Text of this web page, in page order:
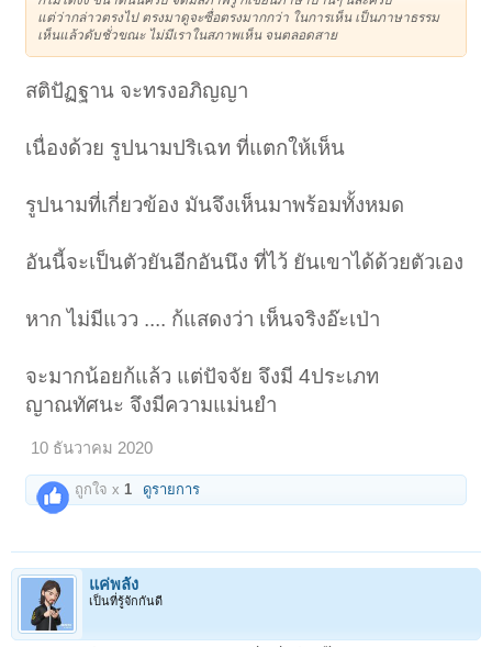
แต่ว่ากล่าวตรงไป ตรงมาดูจะซื่อตรงมากกว่า ในการเห็น เป็นภาษาธรรม
เห็นแล้วดับชั่วขณะ ไม่มีเราในสภาพเห็น จนตลอดสาย
สติปัฏฐาน จะทรงอภิญญา
เนื่องด้วย รูปนามปริเฉท ที่แตกให้เห็น
รูปนามที่เกี่ยวข้อง มันจึงเห็นมาพร้อมทั้งหมด
อันนี้จะเป็นตัวยันอีกอันนึง ที่ไว้ ยันเขาได้ด้วยตัวเอง
หาก ไม่มีแวว .... ก้แสดงว่า เห็นจริงอ๊ะเป่า
จะมากน้อยก้แล้ว แต่ปัจจัย จึงมี 4ประเภท
ญาณทัศนะ จึงมีความแม่นยำ
10 ธันวาคม 2020
ถูกใจ x1 ดูรายการ
แค่พลัง
เป็นที่รู้จักกันดี